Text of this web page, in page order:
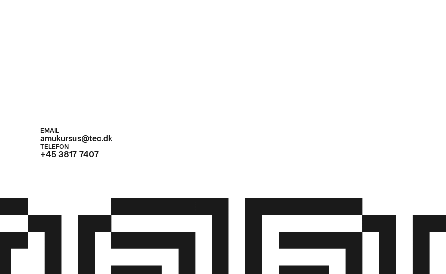
EMAIL
amukursus@tec.dk
TELEFON
+45 3817 7407